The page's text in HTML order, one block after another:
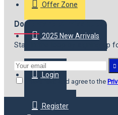
Offer Zone
2025 New Arrivals
Login
Register
Don't want to miss out?
Stay in the loop by signing up
I have read and agree to the